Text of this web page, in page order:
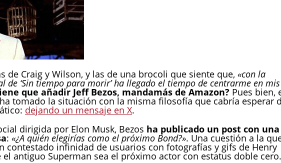
de Craig y Wilson, y las de una brocoli que siente que, «con la
de ‘Sin tiempo para morir’ ha llegado el tiempo de centrarme en mis
que añadir Jeff Bezos, mandamás de Amazon? Pues bien,
tomado la situación con la misma filosofía que cabría esperar
dejando un mensaje en X.
dirigida por Elon Musk, Bezos ha publicado un post con una
: «¿A quién elegirías como el próximo Bond?». Una cuestión a la
contestado infinidad de usuarios con fotografías y gifs de Henry
antiguo Superman sea el próximo actor con estatus doble cero.